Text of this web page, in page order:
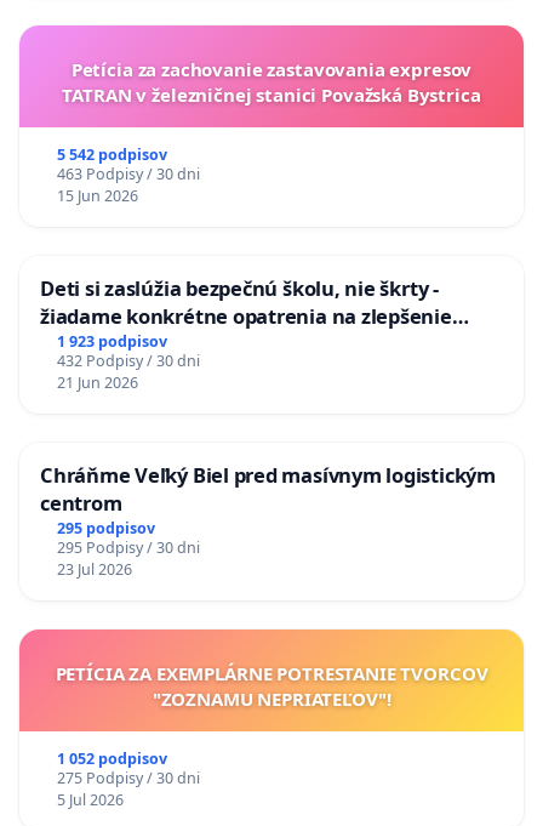
Petícia za zachovanie zastavovania expresov
TATRAN v železničnej stanici Považská Bystrica
5 542 podpisov
463 Podpisy / 30 dni
15 Jun 2026
Deti si zaslúžia bezpečnú školu, nie škrty -
žiadame konkrétne opatrenia na zlepšenie
situácie v školstve
1 923 podpisov
432 Podpisy / 30 dni
21 Jun 2026
Chráňme Veľký Biel pred masívnym logistickým
centrom
295 podpisov
295 Podpisy / 30 dni
23 Jul 2026
PETÍCIA ZA EXEMPLÁRNE POTRESTANIE TVORCOV
"ZOZNAMU NEPRIATEĽOV"!
1 052 podpisov
275 Podpisy / 30 dni
5 Jul 2026